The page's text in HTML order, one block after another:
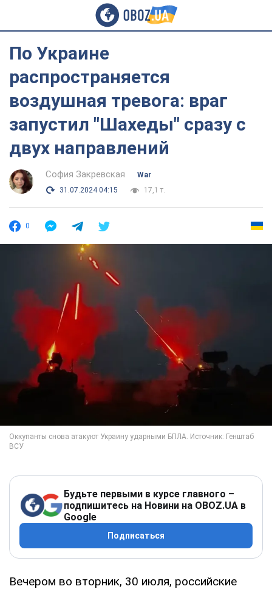
По Украине
распространяется
воздушная тревога: враг
запустил "Шахеды" сразу с
двух направлений
София Закревская
War
31.07.2024 04:15
17,1 т.
0
Будьте первыми в курсе главного –
подпишитесь на Новини на OBOZ.UA в
Google
Подписаться
Вечером во вторник, 30 июля, российские